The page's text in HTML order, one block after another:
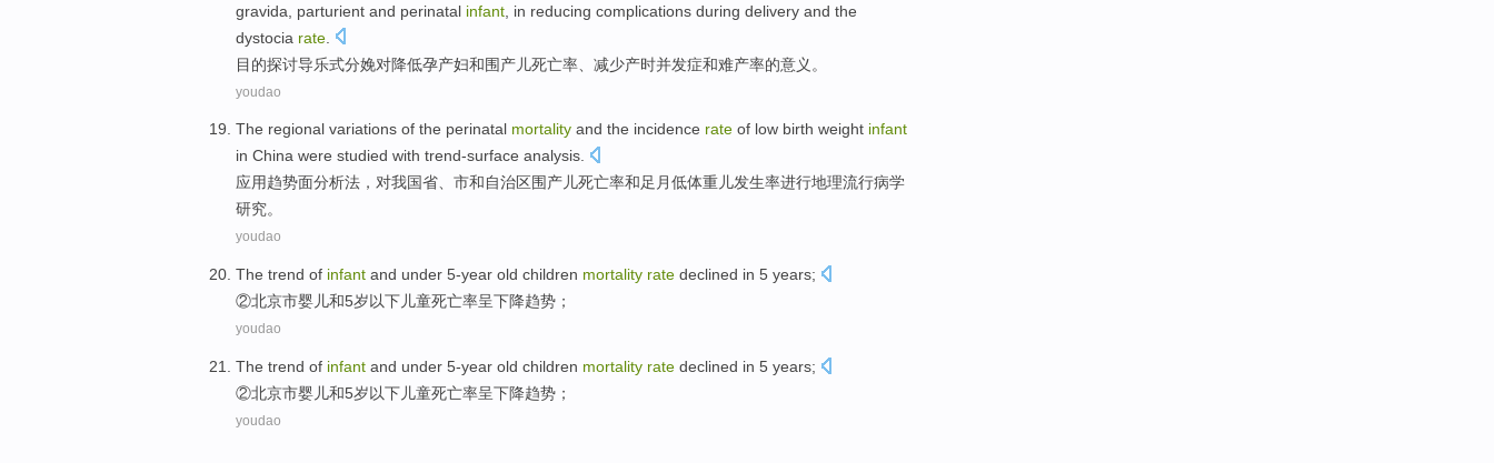
gravida, parturient and perinatal infant , in reducing complications during delivery and the
dystocia rate
目的探讨导乐式分娩对降低孕产妇和围产儿死亡率 减少产时并发症和难产率的意义 。
youdao
The regional variations of the perinatal mortality and the incidence rate of low birth weight infant
in China were studied with trend-surface analysis.
应用趋势面分析法，对我国省、市和自治区围产儿死亡率和足月低体重儿发生率进行地理流行病学
研究。
youdao
The trend of infant and under 5-year old children mortality rate declined in 5 years;
②北京市婴儿和5岁以下儿童死亡率呈下降趋势 ；
youdao
The trend of infant and under 5-year old children mortality rate declined in 5 years;
②北京市婴儿和5岁以下儿童死亡率呈下降趋势 ；
youdao